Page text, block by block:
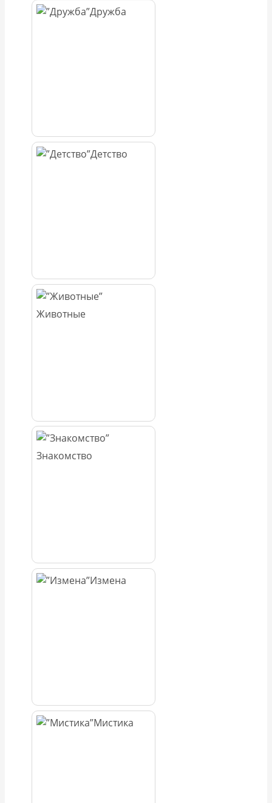
Дружба
Детство
Животные
Знакомство
Измена
Мистика